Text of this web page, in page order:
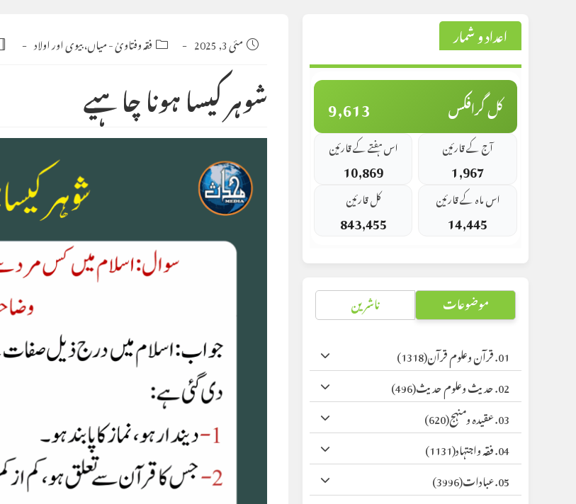
Post
published:
مئی 3, 2025 Post
category:
فقہ وفتاویٰ-میاں، بیوی اور اولاد
شوہر کیسا ہونا چاہیے
اعداد و شمار
کل گرافکس 9,613
آج کے قارئین
1,967
اس ہفتے کے قارئین
10,869
اس ماہ کے قارئین
14,445
کل قارئین
843,455
موضوعات ناشرین
01. قرآن وعلوم قرآن
(1318)
02. حدیث وعلوم حدیث
(496)
03. عقیدہ ومنہج
(620)
04. فقہ واجتہاد
(1131)
05. عبادات
(3996)